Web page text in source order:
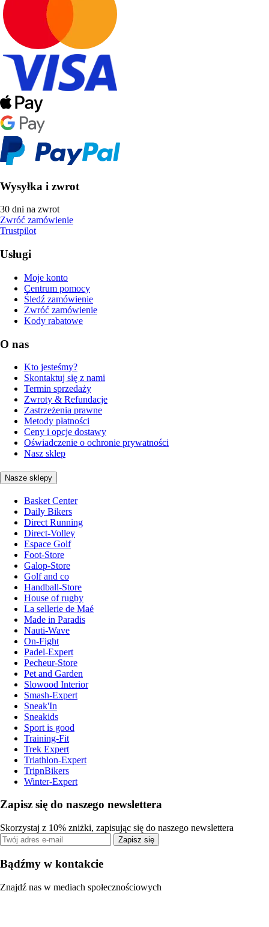
Wysyłka i zwrot
30 dni na zwrot
Zwróć zamówienie
Trustpilot
Usługi
Moje konto
Centrum pomocy
Śledź zamówienie
Zwróć zamówienie
Kody rabatowe
O nas
Kto jesteśmy?
Skontaktuj się z nami
Termin sprzedaży
Zwroty & Refundacje
Zastrzeżenia prawne
Metody płatności
Ceny i opcje dostawy
Oświadczenie o ochronie prywatności
Nasz sklep
Nasze sklepy
Basket Center
Daily Bikers
Direct Running
Direct-Volley
Espace Golf
Foot-Store
Galop-Store
Golf and co
Handball-Store
House of rugby
La sellerie de Maé
Made in Paradis
Nauti-Wave
On-Fight
Padel-Expert
Pecheur-Store
Pet and Garden
Slowood Interior
Smash-Expert
Sneak'In
Sneakids
Sport is good
Training-Fit
Trek Expert
Triathlon-Expert
TripnBikers
Winter-Expert
Zapisz się do naszego newslettera
Skorzystaj z 10% zniżki, zapisując się do naszego newslettera
Zapisz się
Bądźmy w kontakcie
Znajdź nas w mediach społecznościowych